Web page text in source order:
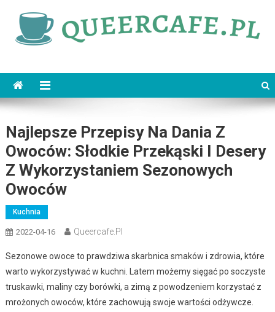
content
Najlepsze Przepisy Na Dania Z
Owoców: Słodkie Przekąski I Desery
Z Wykorzystaniem Sezonowych
Owoców
Kuchnia
2022-04-16 Queercafe.pl
Sezonowe owoce to prawdziwa skarbnica smaków i zdrowia, które
warto wykorzystywać w kuchni. Latem możemy sięgać po soczyste
truskawki, maliny czy borówki, a zimą z powodzeniem korzystać z
mrożonych owoców, które zachowują swoje wartości odżywcze.